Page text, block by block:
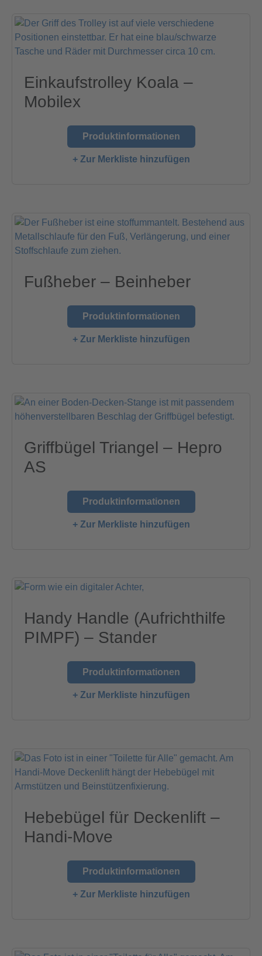
Einkaufstrolley Koala –
Mobilex
Produktinformationen
+ Zur Merkliste hinzufügen
Fußheber – Beinheber
Produktinformationen
+ Zur Merkliste hinzufügen
Griffbügel Triangel – Hepro
AS
Produktinformationen
+ Zur Merkliste hinzufügen
Handy Handle (Aufrichthilfe
PIMPF) – Stander
Produktinformationen
+ Zur Merkliste hinzufügen
Hebebügel für Deckenlift –
Handi-Move
Produktinformationen
+ Zur Merkliste hinzufügen